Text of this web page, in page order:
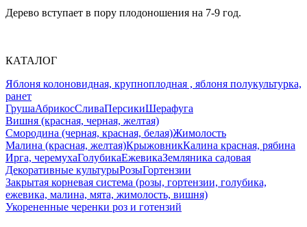
Дерево вступает в пору плодоношения на 7-9 год.
КАТАЛОГ
Яблоня колоновидная, крупноплодная , яблоня полукультурка,
ранет
ГрушаАбрикосСливаПерсикиШерафуга
Вишня (красная, черная, желтая)
Смородина (черная, красная, белая)Жимолость
Малина (красная, желтая)КрыжовникКалина красная, рябина
Ирга, черемухаГолубикаЕжевикаЗемляника садовая
Декоративные культурыРозыГортензии
Закрытая корневая система (розы, гортензии, голубика,
ежевика, малина, мята, жимолость, вишня)
Укорененные черенки роз и готензий